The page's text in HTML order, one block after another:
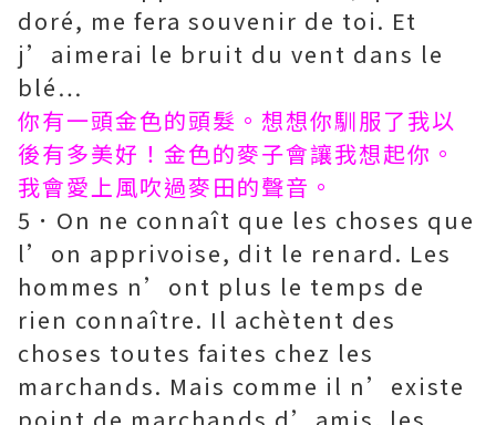
doré, me fera souvenir de toi. Et
j’aimerai le bruit du vent dans le
blé…
你有一頭金色的頭髮。想想你馴服了我以
後有多美好！金色的麥子會讓我想起你。
我會愛上風吹過麥田的聲音。
5．On ne connaît que les choses que
l’on apprivoise, dit le renard. Les
hommes n’ont plus le temps de
rien connaître. Il achètent des
choses toutes faites chez les
marchands. Mais comme il n’existe